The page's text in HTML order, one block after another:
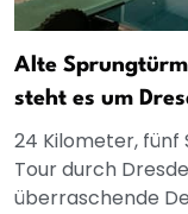
Alte
steht es um
24 Kilometer, fünf
Tour durch
überraschende